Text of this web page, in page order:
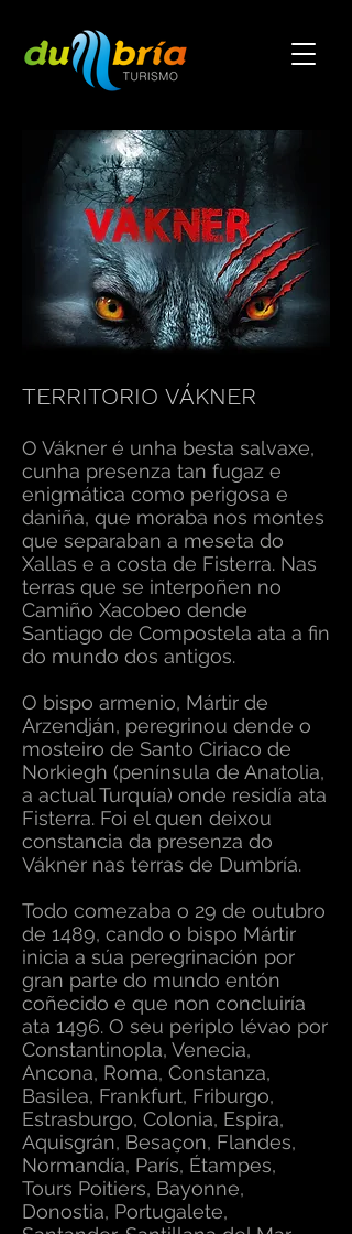
TERRITORIO VÁKNER
O Vákner é unha besta salvaxe,
cunha presenza tan fugaz e
enigmática como perigosa e
daniña, que moraba nos montes
que separaban a meseta do
Xallas e a costa de Fisterra. Nas
terras que se interpoñen no
Camiño Xacobeo dende
Santiago de Compostela ata a fin
do mundo dos antigos.
O bispo armenio, Mártir de
Arzendján, peregrinou dende o
mosteiro de Santo Ciriaco de
Norkiegh (península de Anatolia,
a actual Turquía) onde residía ata
Fisterra. Foi el quen deixou
constancia da presenza do
Vákner nas terras de Dumbría.
Todo comezaba o 29 de outubro
de 1489, cando o bispo Mártir
inicia a súa peregrinación por
gran parte do mundo entón
coñecido e que non concluiría
ata 1496. O seu periplo lévao por
Constantinopla, Venecia,
Ancona, Roma, Constanza,
Basilea, Frankfurt, Friburgo,
Estrasburgo, Colonia, Espira,
Aquisgrán, Besaçon, Flandes,
Normandía, París, Étampes,
Tours Poitiers, Bayonne,
Donostia, Portugalete,